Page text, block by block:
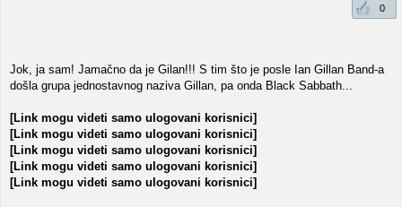
0
Jok, ja sam! Jamačno da je Gilan!!! S tim što je posle Ian Gillan Band-a
došla grupa jednostavnog naziva Gillan, pa onda Black Sabbath...
[Link mogu videti samo ulogovani korisnici]
[Link mogu videti samo ulogovani korisnici]
[Link mogu videti samo ulogovani korisnici]
[Link mogu videti samo ulogovani korisnici]
[Link mogu videti samo ulogovani korisnici]